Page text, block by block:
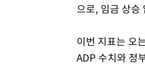
으로, 임금 상승
이번 지표는 오
ADP 수치와 정